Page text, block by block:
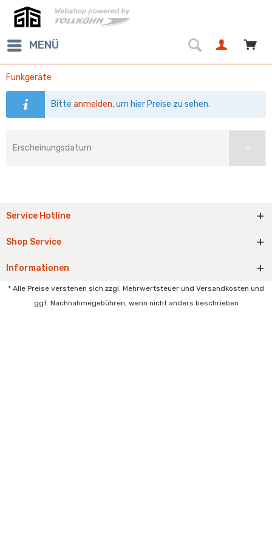
MENÜ
Funkgeräte
Bitteanmelden, um hier Preise zu sehen.
Service Hotline
Shop Service
Informationen
* Alle Preise verstehen sich zzgl. Mehrwertsteuer und Versandkosten und
ggf. Nachnahmegebühren, wenn nicht anders beschrieben